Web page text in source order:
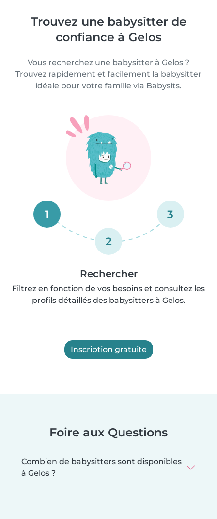
Trouvez une babysitter de
confiance à Gelos
Vous recherchez une babysitter à Gelos ?
Trouvez rapidement et facilement la babysitter
idéale pour votre famille via Babysits.
1
2
3
Rechercher
Filtrez en fonction de vos besoins et consultez les
profils détaillés des babysitters à Gelos.
Inscription gratuite
Foire aux Questions
Combien de babysitters sont disponibles
à Gelos ?